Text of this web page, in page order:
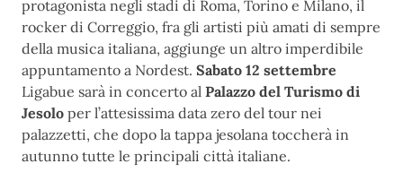
protagonista negli stadi di Roma, Torino e Milano, il
rocker di Correggio, fra gli artisti più amati di sempre
della musica italiana, aggiunge un altro imperdibile
appuntamento a Nordest. Sabato 12 settembre
Ligabue sarà in concerto al Palazzo del Turismo di
Jesolo per l’attesissima data zero del tour nei
palazzetti, che dopo la tappa jesolana toccherà in
autunno tutte le principali città italiane.